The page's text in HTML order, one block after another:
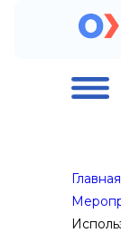
Главная